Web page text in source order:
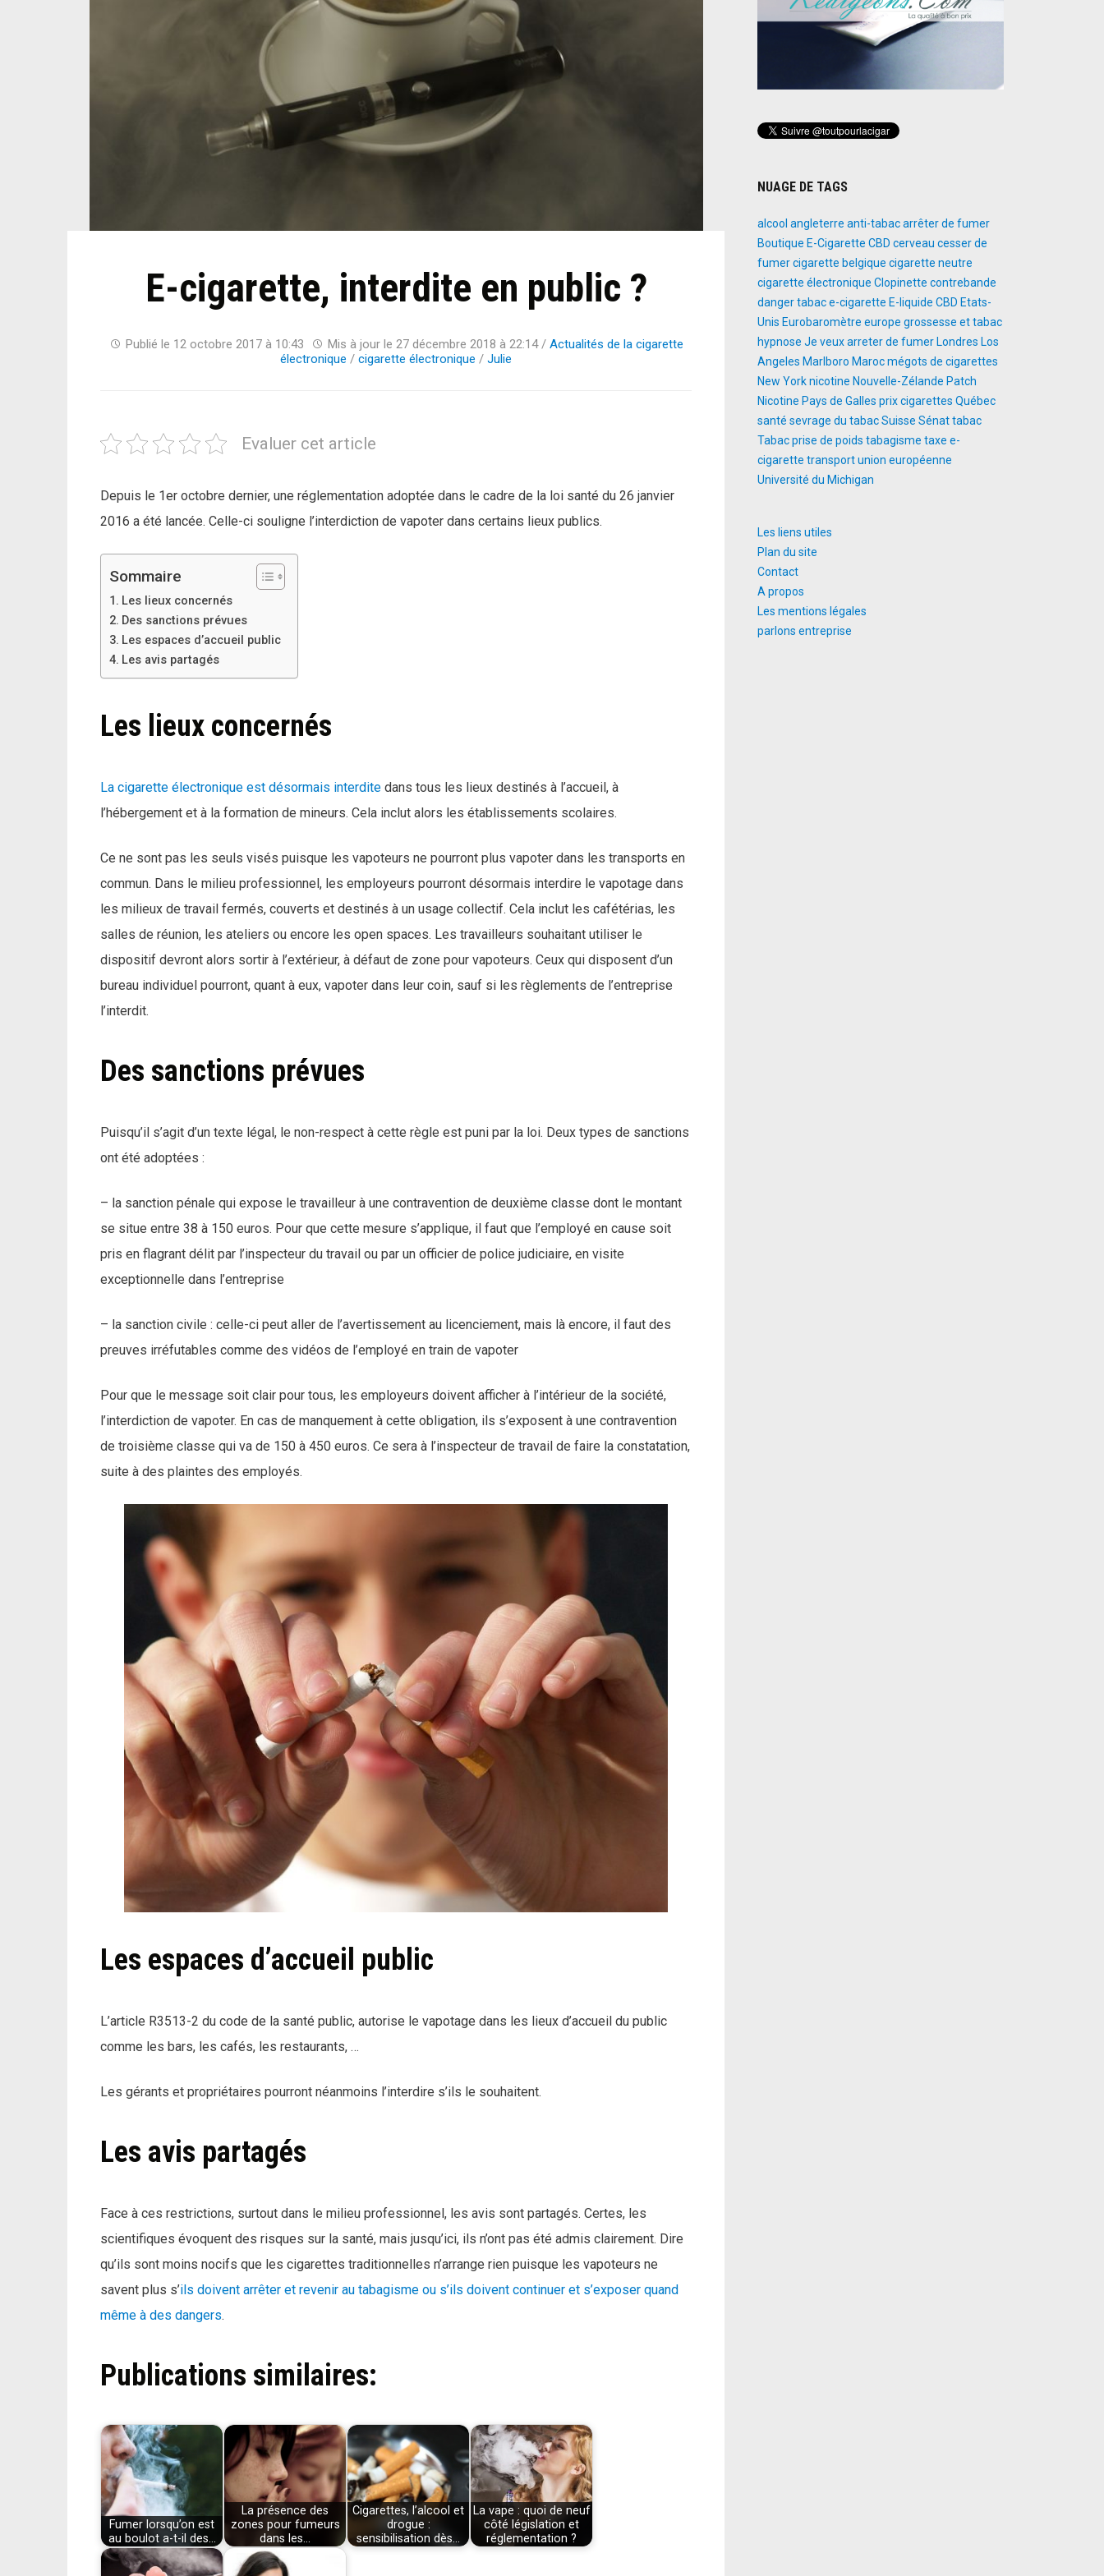
E-cigarette, interdite en public ?
Publié le 12 octobre 2017 à 10:43 Mis à jour le 27 décembre 2018 à 22:14/ Actualités de la cigarette
électronique / cigarette électronique / Julie
Evaluer cet article
Depuis le 1er octobre dernier, une réglementation adoptée dans le cadre de la loi santé du 26 janvier
2016 a été lancée. Celle-ci souligne l’interdiction de vapoter dans certains lieux publics.
Sommaire
Les lieux concernés
Des sanctions prévues
Les espaces d’accueil public
Les avis partagés
Les lieux concernés
La cigarette électronique est désormais interdite dans tous les lieux destinés à l’accueil, à
l’hébergement et à la formation de mineurs. Cela inclut alors les établissements scolaires.
Ce ne sont pas les seuls visés puisque les vapoteurs ne pourront plus vapoter dans les transports en
commun. Dans le milieu professionnel, les employeurs pourront désormais interdire le vapotage dans
les milieux de travail fermés, couverts et destinés à un usage collectif. Cela inclut les cafétérias, les
salles de réunion, les ateliers ou encore les open spaces. Les travailleurs souhaitant utiliser le
dispositif devront alors sortir à l’extérieur, à défaut de zone pour vapoteurs. Ceux qui disposent d’un
bureau individuel pourront, quant à eux, vapoter dans leur coin, sauf si les règlements de l’entreprise
l’interdit.
Des sanctions prévues
Puisqu’il s’agit d’un texte légal, le non-respect à cette règle est puni par la loi. Deux types de sanctions
ont été adoptées :
– la sanction pénale qui expose le travailleur à une contravention de deuxième classe dont le montant
se situe entre 38 à 150 euros. Pour que cette mesure s’applique, il faut que l’employé en cause soit
pris en flagrant délit par l’inspecteur du travail ou par un officier de police judiciaire, en visite
exceptionnelle dans l’entreprise
– la sanction civile : celle-ci peut aller de l’avertissement au licenciement, mais là encore, il faut des
preuves irréfutables comme des vidéos de l’employé en train de vapoter
Pour que le message soit clair pour tous, les employeurs doivent afficher à l’intérieur de la société,
l’interdiction de vapoter. En cas de manquement à cette obligation, ils s’exposent à une contravention
de troisième classe qui va de 150 à 450 euros. Ce sera à l’inspecteur de travail de faire la constatation,
suite à des plaintes des employés.
Les espaces d’accueil public
L’article R3513-2 du code de la santé public, autorise le vapotage dans les lieux d’accueil du public
comme les bars, les cafés, les restaurants, …
Les gérants et propriétaires pourront néanmoins l’interdire s’ils le souhaitent.
Les avis partagés
Face à ces restrictions, surtout dans le milieu professionnel, les avis sont partagés. Certes, les
scientifiques évoquent des risques sur la santé, mais jusqu’ici, ils n’ont pas été admis clairement. Dire
qu’ils sont moins nocifs que les cigarettes traditionnelles n’arrange rien puisque les vapoteurs ne
savent plus s’ils doivent arrêter et revenir au tabagisme ou s’ils doivent continuer et s’exposer quand
même à des dangers.
Publications similaires:
Fumer lorsqu’on est
au boulot a-t-il des…
La présence des
zones pour fumeurs
dans les…
Cigarettes, l’alcool et
drogue :
sensibilisation dès…
La vape : quoi de neuf
côté législation et
réglementation ?
NUAGE DE TAGS
alcool angleterre anti-tabacarrêter de fumer
Boutique E-Cigarette CBD cerveau cesser de
fumercigarette belgique cigarette neutre
cigarette électronique Clopinette contrebande
danger tabace-cigarette E-liquide CBD Etats-
Unis Eurobaromètre europe grossesse et tabac
hypnose Je veux arreter de fumer Londres Los
Angeles Marlboro Marocmégots de cigarettes
New Yorknicotine Nouvelle-Zélande Patch
Nicotine Pays de Galles prix cigarettes Québec
santé sevrage du tabacSuisse Sénattabac
Tabac prise de poids tabagisme taxe e-
cigarette transportunion européenne
Université du Michigan
Les liens utiles
Plan du site
Contact
A propos
Les mentions légales
parlons entreprise